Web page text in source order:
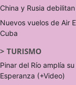
China y Rusia
Nuevos vuelos de Air
Cuba
> TURISMO
Pinar del Río amplía
Esperanza (+Video)